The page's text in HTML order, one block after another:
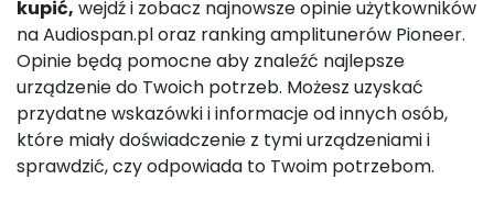
kupić, wejdź i zobacz najnowsze opinie użytkowników
na Audiospan.pl oraz ranking amplitunerów Pioneer.
Opinie będą pomocne aby znaleźć najlepsze
urządzenie do Twoich potrzeb. Możesz uzyskać
przydatne wskazówki i informacje od innych osób,
które miały doświadczenie z tymi urządzeniami i
sprawdzić, czy odpowiada to Twoim potrzebom.